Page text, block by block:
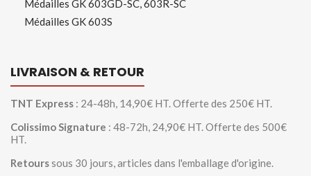
Médailles GK 603GD-SC, 603R-SC
Médailles GK 603S
LIVRAISON & RETOUR
TNT Express : 24-48h, 14,90€ HT. Offerte des 250€ HT.
Colissimo Signature : 48-72h, 24,90€ HT. Offerte des 500€
HT.
Retourssous 30 jours, articles dans l'emballage d'origine.